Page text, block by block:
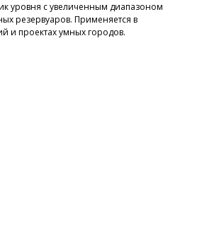
уровня с увеличенным диапазоном
резервуаров. Применяется в
и проектах умных городов.